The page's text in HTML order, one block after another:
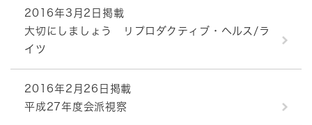
2016年3月2日掲載
大切にしましょう リプロダクティブ・ヘルス/ラ
イツ
2016年2月26日掲載
平成27年度会派視察